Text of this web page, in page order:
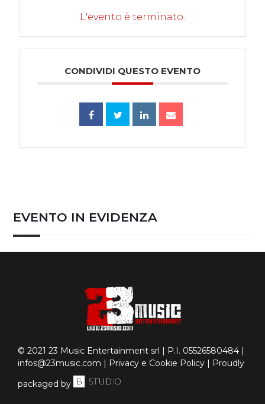
L'evento è terminato.
CONDIVIDI QUESTO EVENTO
EVENTO IN EVIDENZA
© 2021 23 Music Entertainment srl | P.I. 05526580484 |
infos@23music.com
Privacy e Cookie Policy
| Proudly
packaged by